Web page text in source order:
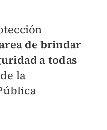
de brindar
a todas
la